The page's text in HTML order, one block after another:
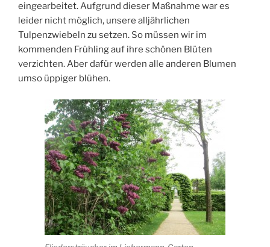
eingearbeitet. Aufgrund dieser Maßnahme war es
leider nicht möglich, unsere alljährlichen
Tulpenzwiebeln zu setzen. So müssen wir im
kommenden Frühling auf ihre schönen Blüten
verzichten. Aber dafür werden alle anderen Blumen
umso üppiger blühen.